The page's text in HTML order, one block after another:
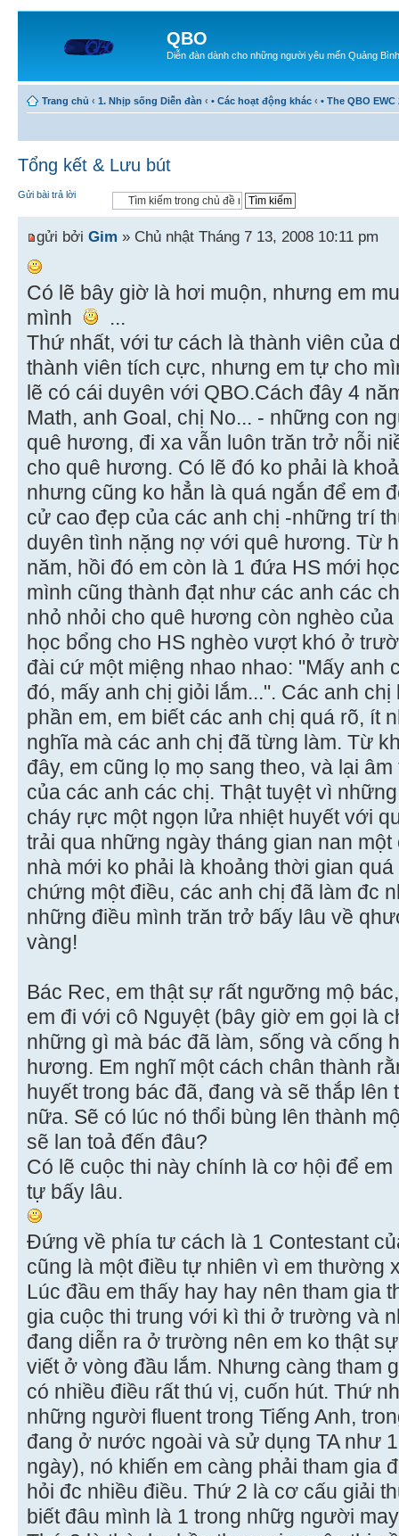
QBO
Diễn đàn dành cho những người yêu mến Quảng Bình
Trang chủ ‹ 1. Nhịp sống Diễn đàn ‹ • Các hoạt động khác ‹ • The QBO EWC
Tổng kết & Lưu bút
Gửi bài trả lời
gửi bởi Gim » Chủ nhật Tháng 7 13, 2008 10:11 pm
Có lẽ bây giờ là hơi muộn, nhưng em
mình
...
Thứ nhất, với tư cách là thành viên của
thành viên tích cực, nhưng em tự cho
lẽ có cái duyên với QBO.Cách đây 4
Math, anh Goal, chị No... - những con
quê hương, đi xa vẫn luôn trăn trở nỗi
cho quê hương. Có lẽ đó ko phải là
nhưng cũng ko hẳn là quá ngắn để em
cử cao đẹp của các anh chị -những trí
duyên tình nặng nợ với quê hương. Từ
năm, hồi đó em còn là 1 đứa HS mới
mình cũng thành đạt như các anh các
nhỏ nhỏi cho quê hương còn nghèo
học bổng cho HS nghèo vượt khó ở
đài cứ một miệng nhao nhao: "Mấy anh
đó, mấy anh chị giỏi lắm...". Các anh
phần em, em biết các anh chị quá rõ, ít
nghĩa mà các anh chị đã từng làm. Từ
đây, em cũng lọ mọ sang theo, và lại
của các anh các chị. Thật tuyệt vì
cháy rực một ngọn lửa nhiệt huyết với
trải qua những ngày tháng gian nan
nhà mới ko phải là khoảng thời gian
chứng một điều, các anh chị đã làm đc
những điều mình trăn trở bấy lâu về
vàng!
Bác Rec, em thật sự rất ngưỡng mộ
em đi với cô Nguyệt (bây giờ em gọi là
những gì mà bác đã làm, sống và cống
hương. Em nghĩ một cách chân thành
huyết trong bác đã, đang và sẽ thắp
nữa. Sẽ có lúc nó thổi bùng lên thành
sẽ lan toả đến đâu?
Có lẽ cuộc thi này chính là cơ hội để
tự bấy lâu.
Đứng về phía tư cách là 1 Contestant
cũng là một điều tự nhiên vì em thường
Lúc đầu em thấy hay hay nên tham gia
gia cuộc thi trung với kì thi ở trường và
đang diễn ra ở trường nên em ko thật
viết ở vòng đầu lắm. Nhưng càng tham
có nhiều điều rất thú vị, cuốn hút. Thứ
những người fluent trong Tiếng Anh,
đang ở nước ngoài và sử dụng TA như
ngày), nó khiến em càng phải tham gia
hỏi đc nhiều điều. Thứ 2 là cơ cấu giải
biết đâu mình là 1 trong nhữg người